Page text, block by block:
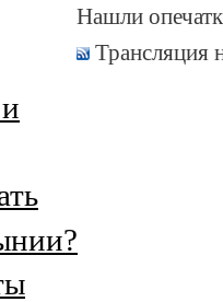
Нашли
Трансляция